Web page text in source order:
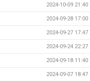
2024-10-09 21:40
2024-09-28 17:00
2024-09-27 17:47
2024-09-24 22:27
2024-09-18 11:40
2024-09-07 18:47